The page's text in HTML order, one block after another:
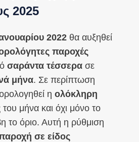
2025
2022 θα αυξηθεί
παροχές
σαράντα τέσσερα σε
μήνα. Σε περίπτωση
η ολόκληρη
του μήνα και όχι μόνο το
το όριο. Αυτή η ρύθμιση
σε είδος